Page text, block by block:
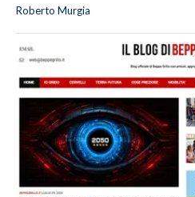
Roberto Murgia